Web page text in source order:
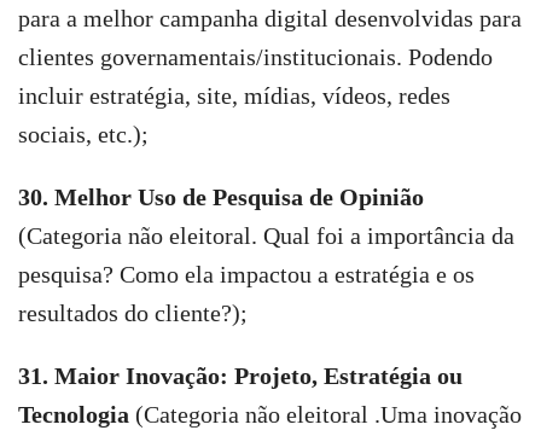
para a melhor campanha digital desenvolvidas para
clientes governamentais/institucionais. Podendo
incluir estratégia, site, mídias, vídeos, redes
sociais, etc.);
30. Melhor Uso de Pesquisa de Opinião
(Categoria não eleitoral. Qual foi a importância da
pesquisa? Como ela impactou a estratégia e os
resultados do cliente?);
31. Maior Inovação: Projeto, Estratégia ou
Tecnologia (Categoria não eleitoral .Uma inovação